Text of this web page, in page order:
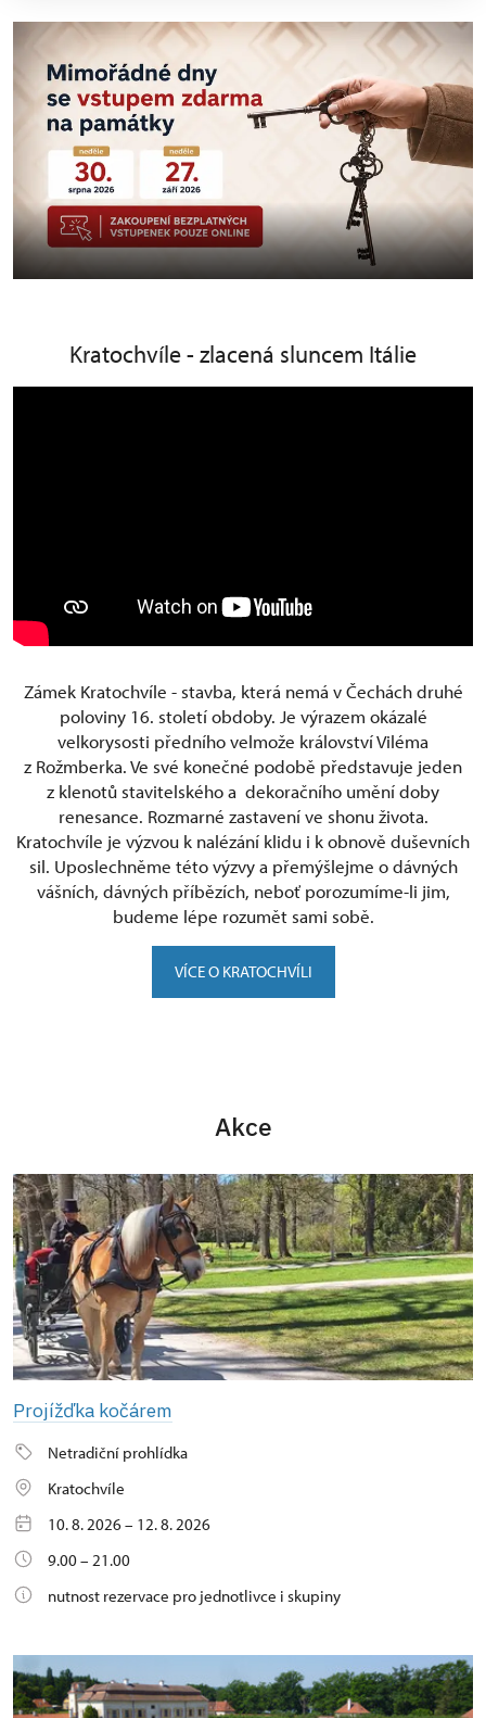
Kratochvíle - zlacená sluncem Itálie
Zámek Kratochvíle - stavba, která nemá v Čechách druhé
poloviny 16. století obdoby. Je výrazem okázalé
velkorysosti předního velmože království Viléma
z Rožmberka. Ve své konečné podobě představuje jeden
z klenotů stavitelského a dekoračního umění doby
renesance. Rozmarné zastavení ve shonu života.
Kratochvíle je výzvou k nalézání klidu i k obnově duševních
sil. Uposlechněme této výzvy a přemýšlejme o dávných
vášních, dávných příbězích, neboť porozumíme-li jim,
budeme lépe rozumět sami sobě.
VÍCE O KRATOCHVÍLI
Akce
Projížďka kočárem
Netradiční prohlídka
Kratochvíle
10. 8. 2026 – 12. 8. 2026
9.00 – 21.00
nutnost rezervace pro jednotlivce i skupiny